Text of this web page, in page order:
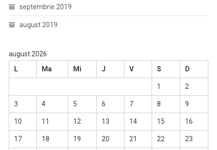
septembrie 2019
august 2019
august 2026
L
Ma Mi J V S D
1 2
3 4 5 6 7 8 9
10 11 12 13 14 15 16
17 18 19 20 21 22 23